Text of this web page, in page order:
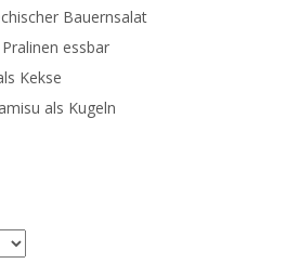
Bauernsalat
essbar
Kekse
als Kugeln